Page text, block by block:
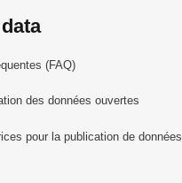
(FAQ)
des données ouvertes
pour la publication de données